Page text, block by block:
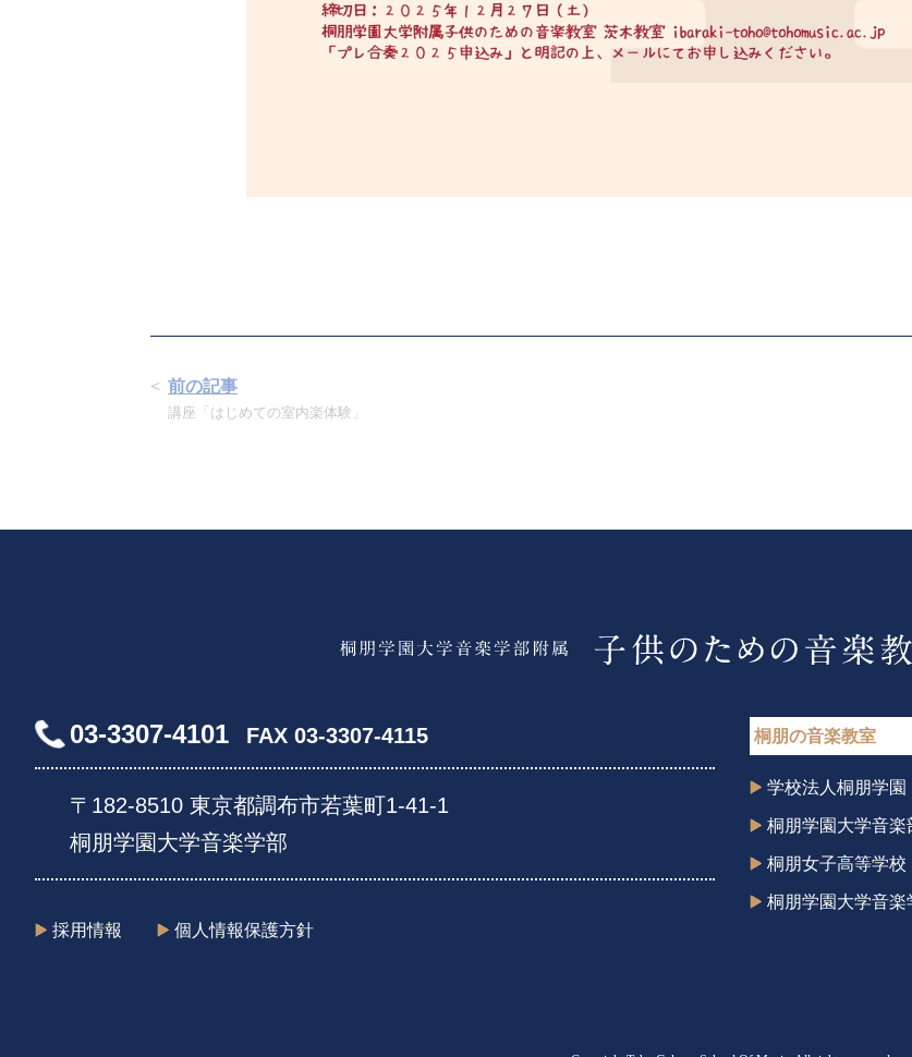
前の記事
講座「はじめての室内楽体験」
03-3307-4101 FAX 03-3307-4115
〒182-8510 東京都調布市若葉町1-41-1
桐朋学園大学音楽学部
採用情報 個人情報保護方針
桐朋の音楽教室
学校法人桐朋学園
桐朋学園大学音楽
桐朋女子高等学校
桐朋学園大学音楽